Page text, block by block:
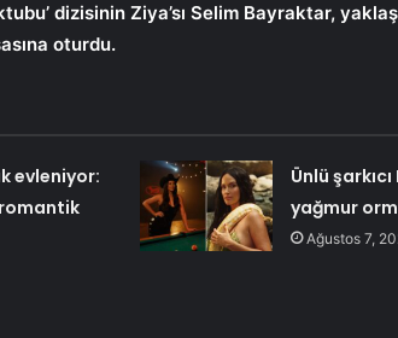
dizisinin Ziya’sı Selim Bayraktar,
oturdu.
evleniyor:
Ünlü
yağmur
Ağustos 7,